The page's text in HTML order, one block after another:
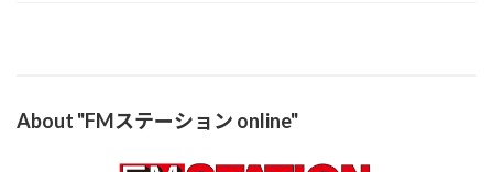
About "FMステーション online"